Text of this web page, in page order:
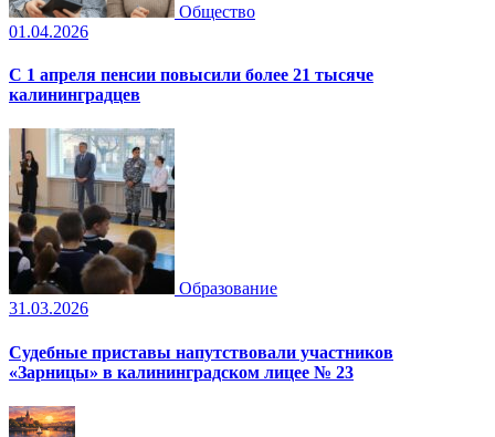
Общество
01.04.2026
С 1 апреля пенсии повысили более 21 тысяче
калининградцев
Образование
31.03.2026
Судебные приставы напутствовали участников
«Зарницы» в калининградском лицее № 23